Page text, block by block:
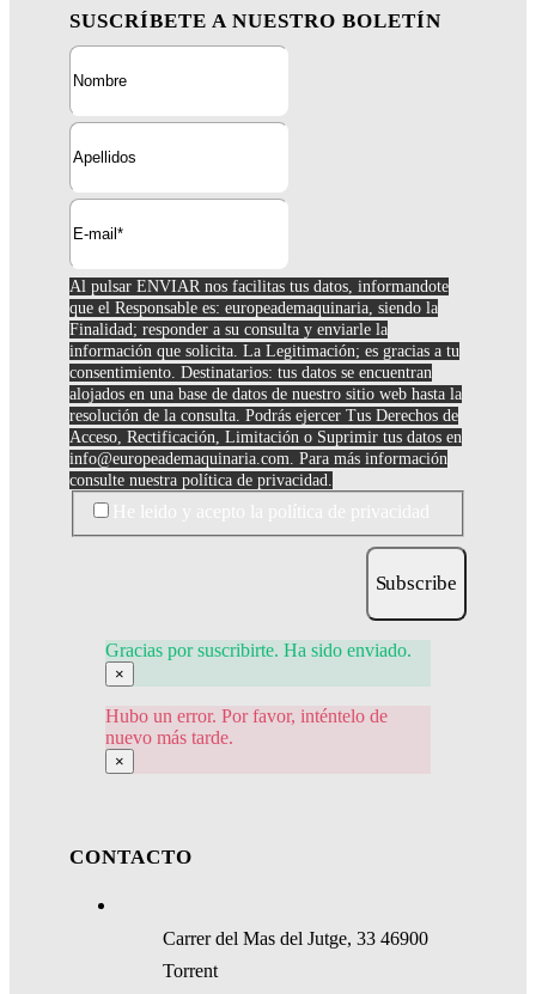
SUSCRÍBETE A NUESTRO BOLETÍN
Al pulsar ENVIAR nos facilitas tus datos, informandote
que el Responsable es: europeademaquinaria, siendo la
Finalidad; responder a su consulta y enviarle la
información que solicita. La Legitimación; es gracias a tu
consentimiento. Destinatarios: tus datos se encuentran
alojados en una base de datos de nuestro sitio web hasta la
resolución de la consulta. Podrás ejercer Tus Derechos de
Acceso, Rectificación, Limitación o Suprimir tus datos en
info@europeademaquinaria.com . Para más información
consulte nuestra política de privacidad.
Subscribe
Gracias por suscribirte. Ha sido enviado.
×
Hubo un error. Por favor, inténtelo de
nuevo más tarde.
×
CONTACTO
Carrer del Mas del Jutge, 33 46900
Torrent